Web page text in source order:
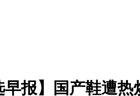
早报】国产鞋遭